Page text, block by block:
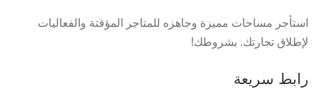
استأجر مساحات مميزة وجاهزه للمتاجر المؤقتة والفعاليات
لإطلاق تجارتك. بشروطك!
رابط سريعة